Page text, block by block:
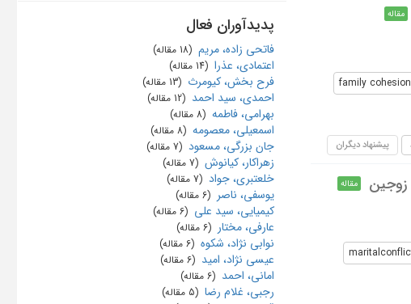
مقاله
family cohesion
پیشنهاد دیگران
زوجین مقاله
پدیدآوران فعال
فاتحی زاده، مریم ‏ (18 مقاله)
اعتمادی، عذرا ‏ (14 مقاله)
فرح ‌بخش، کیومرث ‏ (13 مقاله)
احمدی، سید احمد ‏ (12 مقاله)
بهرامی، فاطمه ‏ (8 مقاله)
اسمعیلی، معصومه ‏ (8 مقاله)
جان بزرگی، مسعود ‏ (7 مقاله)
زهراکار، کیانوش ‏ (7 مقاله)
خلعتبری، جواد ‏ (7 مقاله)
یوسفی، ناصر ‏ (6 مقاله)
کیمیایی، سید علی ‏ (6 مقاله)
عارفی، مختار ‏ (6 مقاله)
نوابی نژاد، شکوه ‏ (6 مقاله)
عیسی نژاد، امید ‏ (6 مقاله)
امانی، احمد ‏ (6 مقاله)
رجبی، غلام رضا ‏ (5 مقاله)